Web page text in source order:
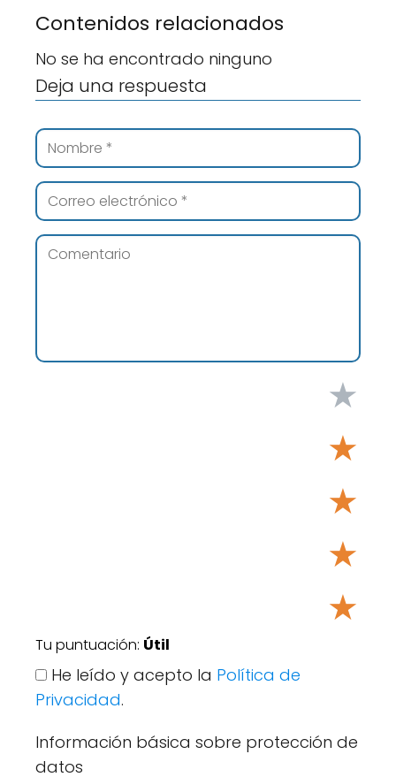
Contenidos relacionados
No se ha encontrado ninguno
Deja una respuesta
★
★
★
★
★
Tu puntuación: Útil
He leído y acepto la Política de
Privacidad.
Información básica sobre protección de
datos